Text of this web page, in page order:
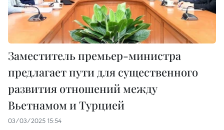
Заместитель премьер-министра
предлагает пути для существенного
развития отношений между
Вьетнамом и Турцией
03/03/2025 15:54